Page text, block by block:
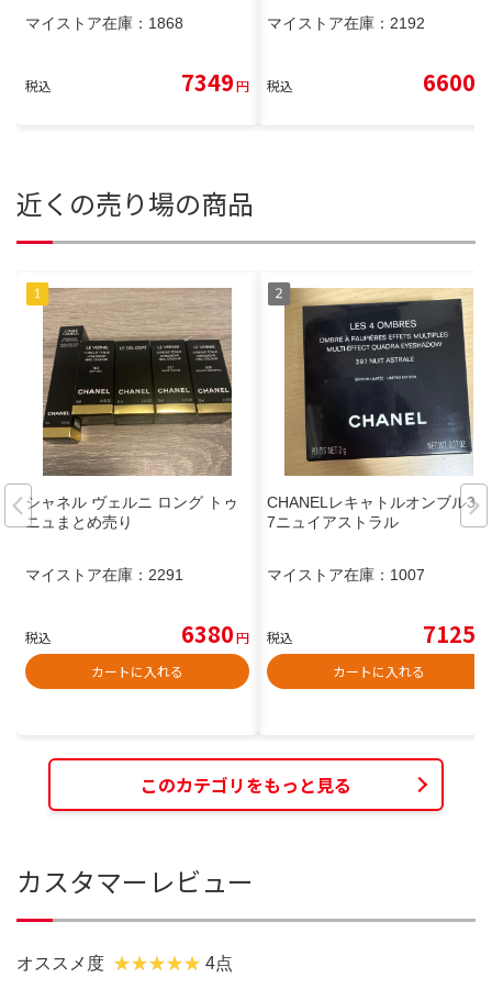
マイストア在庫： 1868
税込 7349円
マイストア在庫： 2192
税込 6600
近くの売り場の商品
シャネル ヴェルニ ロング トゥ
ニュまとめ売り
マイストア在庫： 2291
税込 6380円
カートに入れる
CHANELレキャトルオンブル39
7ニュイアストラル
マイストア在庫： 1007
税込 7125
カートに入れる
このカテゴリをもっと見る
カスタマーレビュー
オススメ度 4点